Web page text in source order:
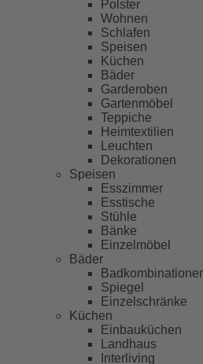
Polster
Wohnen
Schlafen
Speisen
Küchen
Bäder
Garderoben
Gartenmöbel
Teppiche
Heimtextilien
Leuchten
Dekorationen
Speisen
Esszimmer
Esstische
Stühle
Bänke
Einzelmöbel
Bäder
Spiegel
Einzelschränke
Küchen
Einbauküchen
Landhaus
Interliving